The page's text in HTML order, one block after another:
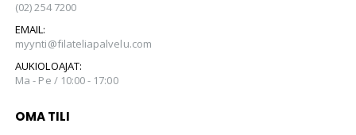
(02) 254 7200
EMAIL:
myynti@filateliapalvelu.com
AUKIOLOAJAT:
Ma - Pe / 10:00 - 17:00
OMA TILI